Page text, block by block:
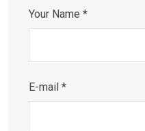
Your Name *
E-mail *